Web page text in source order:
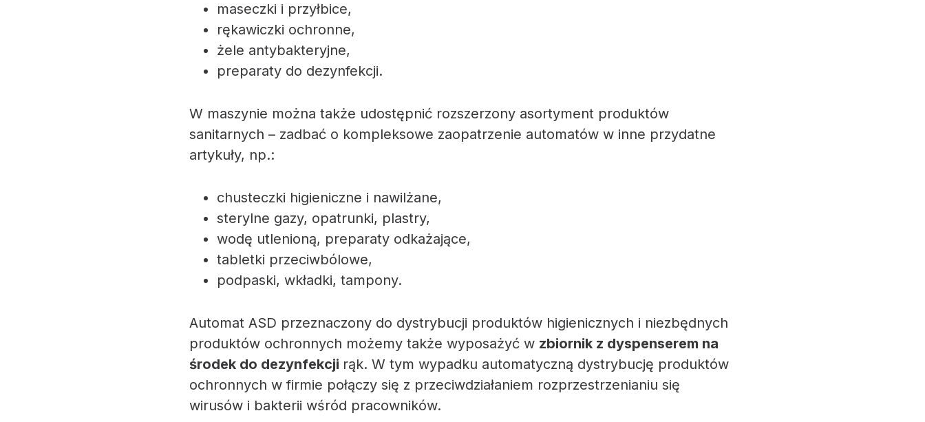
maseczki i przyłbice,
rękawiczki ochronne,
żele antybakteryjne,
preparaty do dezynfekcji.
W maszynie można także udostępnić rozszerzony asortyment produktów
sanitarnych – zadbać o kompleksowe zaopatrzenie automatów w inne przydatne
artykuły, np.:
chusteczki higieniczne i nawilżane,
sterylne gazy, opatrunki, plastry,
wodę utlenioną, preparaty odkażające,
tabletki przeciwbólowe,
podpaski, wkładki, tampony.
Automat ASD przeznaczony do dystrybucji produktów higienicznych i niezbędnych
produktów ochronnych możemy także wyposażyć w zbiornik z dyspenserem na
środek do dezynfekcji rąk. W tym wypadku automatyczną dystrybucję produktów
ochronnych w firmie połączy się z przeciwdziałaniem rozprzestrzenianiu się
wirusów i bakterii wśród pracowników.